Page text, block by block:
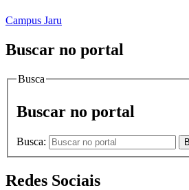
Campus Jaru
Buscar no portal
Busca
Buscar no portal
Busca:
Redes Sociais